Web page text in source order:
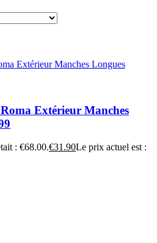
Extérieur Manches
: €68.00.€31.90Le prix actuel est :